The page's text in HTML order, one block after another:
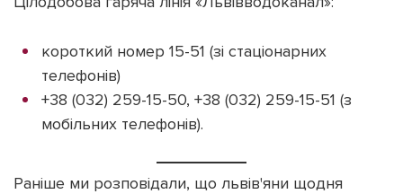
короткий номер 15-51 (зі стаціонарних
телефонів)
+38 (032) 259-15-50, +38 (032) 259-15-51 (з
мобільних телефонів).
Раніше ми розповідали, що львів'яни щодня